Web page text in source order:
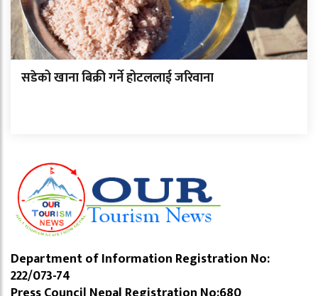
सडेको खाना बिक्री गर्ने होटललाई जरिवाना
Department of Information Registration No:
222/073-74